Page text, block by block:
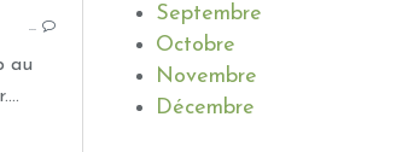
…
au
Septembre
Octobre
Novembre
Décembre